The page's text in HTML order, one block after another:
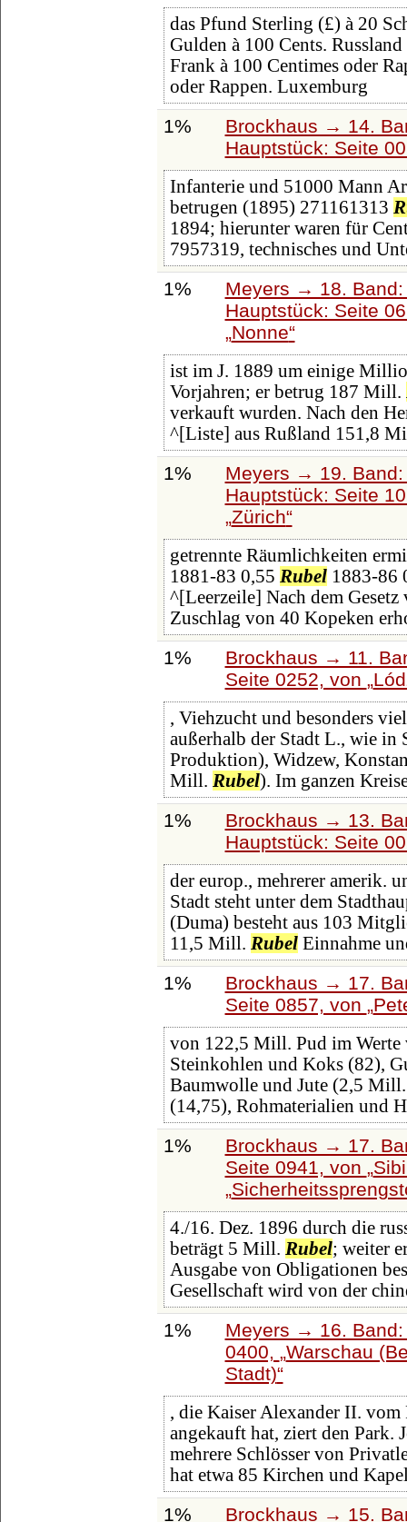
das Pfund Sterling (£) à 20
Gulden à 100 Cents.
Frank à 100 Centimes oder
oder Rappen. Luxemburg
1%
Brockhaus → 14.
Hauptstück: Seite
Infanterie und 51000 Mann
betrugen (1895) 271161313
1894; hierunter waren für
7957319, technisches und
1%
Meyers → 18.
Hauptstück: Seite
Nonne
ist im J. 1889 um einige
Vorjahren; er betrug 187 Mill.
verkauft wurden. Nach den
^[Liste] aus Rußland 151,8
1%
Meyers → 19.
Hauptstück: Seite
Zürich
getrennte Räumlichkeiten
1881-83 0,55 Rubel1883-86
^[Leerzeile] Nach dem
Zuschlag von 40 Kopeken
1%
Brockhaus → 11.
Seite 0252, von
, Viehzucht und besonders
außerhalb der Stadt L., wie
Produktion), Widzew,
Mill. Rubel). Im ganzen
1%
Brockhaus → 13.
Hauptstück: Seite
der europ., mehrerer amerik.
Stadt steht unter dem
(Duma) besteht aus 103
11,5 Mill. RubelEinnahme
1%
Brockhaus → 17.
Seite 0857, von
von 122,5 Mill. Pud im
Steinkohlen und Koks (82),
Baumwolle und Jute (2,5
(14,75), Rohmaterialien und
1%
Brockhaus → 17.
Seite 0941, von
4./16. Dez. 1896 durch die
beträgt 5 Mill. Rubel; weiter
Ausgabe von Obligationen
Gesellschaft wird von der
1%
Meyers → 16.
0400,
Warschau
Stadt)
, die Kaiser Alexander II.
angekauft hat, ziert den Park.
mehrere Schlösser von
hat etwa 85 Kirchen und
1%
Brockhaus → 15.